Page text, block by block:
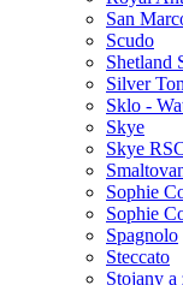
San
Scudo
Shetland
Silver
Sklo -
Skye
Skye
Sophie
Sophie
Spagnolo
Steccato
Stojany a